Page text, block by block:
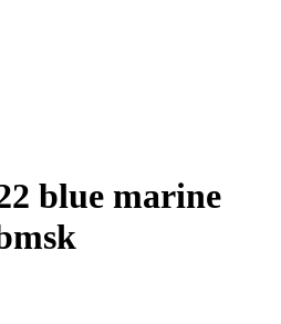
blue marine